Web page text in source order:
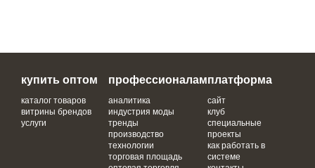
купить оптом
каталог товаров
витрины брендов
услуги
профессионалам
аналитика
индустрия моды
тренды
производство
технологии
торговая площадь
платформа
сайт
клуб
специальные
проекты
как работать в
системе